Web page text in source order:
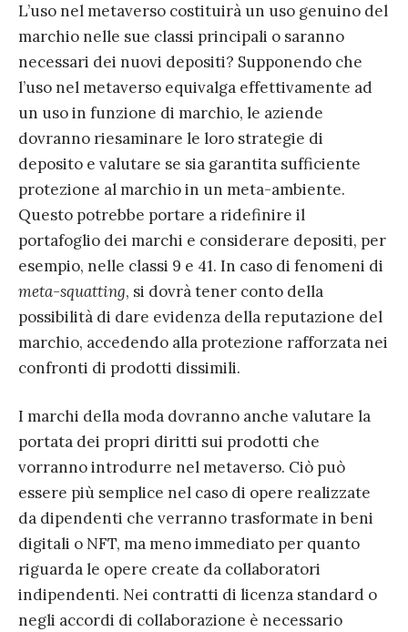
L’uso nel metaverso costituirà un uso genuino del
marchio nelle sue classi principali o saranno
necessari dei nuovi depositi? Supponendo che
l’uso nel metaverso equivalga effettivamente ad
un uso in funzione di marchio, le aziende
dovranno riesaminare le loro strategie di
deposito e valutare se sia garantita sufficiente
protezione al marchio in un meta-ambiente.
Questo potrebbe portare a ridefinire il
portafoglio dei marchi e considerare depositi, per
esempio, nelle classi 9 e 41. In caso di fenomeni di
meta-squatting, si dovrà tener conto della
possibilità di dare evidenza della reputazione del
marchio, accedendo alla protezione rafforzata nei
confronti di prodotti dissimili.
I marchi della moda dovranno anche valutare la
portata dei propri diritti sui prodotti che
vorranno introdurre nel metaverso. Ciò può
essere più semplice nel caso di opere realizzate
da dipendenti che verranno trasformate in beni
digitali o NFT, ma meno immediato per quanto
riguarda le opere create da collaboratori
indipendenti. Nei contratti di licenza standard o
negli accordi di collaborazione è necessario